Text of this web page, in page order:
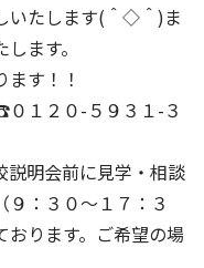
いたします(＾◇＾)ま
ます。
す！！
１２０-５９３１-３
明会前に見学・相談
：３０～１７：３
おります。ご希望の場